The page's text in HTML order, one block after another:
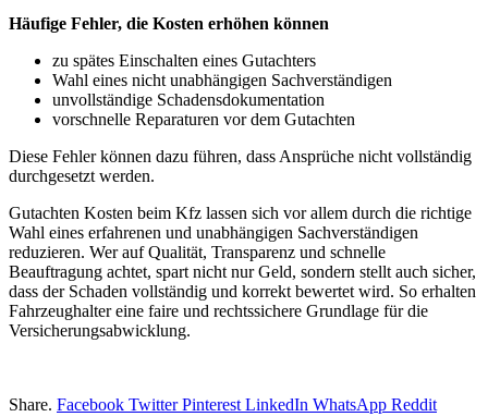
Häufige Fehler, die Kosten erhöhen können
zu spätes Einschalten eines Gutachters
Wahl eines nicht unabhängigen Sachverständigen
unvollständige Schadensdokumentation
vorschnelle Reparaturen vor dem Gutachten
Diese Fehler können dazu führen, dass Ansprüche nicht vollständig
durchgesetzt werden.
Gutachten Kosten beim Kfz lassen sich vor allem durch die richtige
Wahl eines erfahrenen und unabhängigen Sachverständigen
reduzieren. Wer auf Qualität, Transparenz und schnelle
Beauftragung achtet, spart nicht nur Geld, sondern stellt auch sicher,
dass der Schaden vollständig und korrekt bewertet wird. So erhalten
Fahrzeughalter eine faire und rechtssichere Grundlage für die
Versicherungsabwicklung.
Share. Facebook Twitter Pinterest LinkedIn WhatsApp Reddit